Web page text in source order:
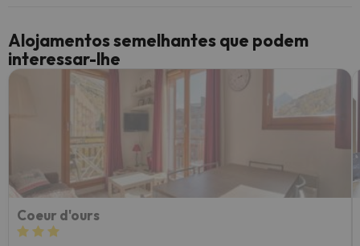
Alojamentos semelhantes que podem
interessar-lhe
Coeur d'ours